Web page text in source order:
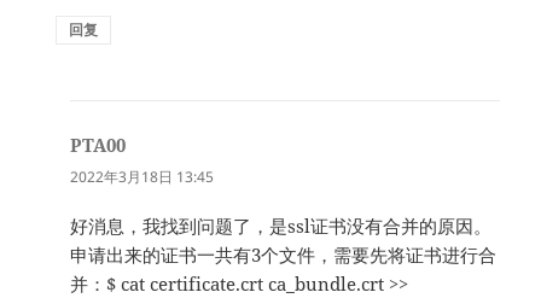
回复
PTA00
道：
2022年3月18日 13:45
好消息，我找到问题了，是ssl证书没有合并的原因。
申请出来的证书一共有3个文件，需要先将证书进行合
并：$ cat certificate.crt ca_bundle.crt >>